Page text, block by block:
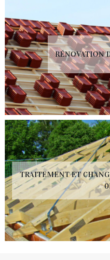
RÉNOVATION
TRAITEMENT ET